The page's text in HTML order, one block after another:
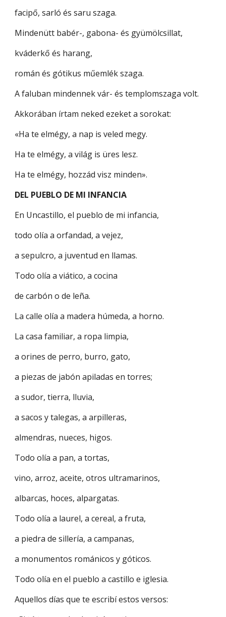
facipő, sarló és saru szaga.
Mindenütt babér-, gabona- és gyümölcsillat,
kváderkő és harang,
román és gótikus műemlék szaga.
A faluban mindennek vár- és templomszaga volt.
Akkorában írtam neked ezeket a sorokat:
«Ha te elmégy, a nap is veled megy.
Ha te elmégy, a világ is üres lesz.
Ha te elmégy, hozzád visz minden».
DEL PUEBLO DE MI INFANCIA
En Uncastillo, el pueblo de mi infancia,
todo olía a orfandad, a vejez,
a sepulcro, a juventud en llamas.
Todo olía a viático, a cocina
de carbón o de leña.
La calle olía a madera húmeda, a horno.
La casa familiar, a ropa limpia,
a orines de perro, burro, gato,
a piezas de jabón apiladas en torres;
a sudor, tierra, lluvia,
a sacos y talegas, a arpilleras,
almendras, nueces, higos.
Todo olía a pan, a tortas,
vino, arroz, aceite, otros ultramarinos,
albarcas, hoces, alpargatas.
Todo olía a laurel, a cereal, a fruta,
a piedra de sillería, a campanas,
a monumentos románicos y góticos.
Todo olía en el pueblo a castillo e iglesia.
Aquellos días que te escribí estos versos: